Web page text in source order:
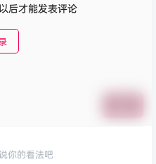
后才能发表评论
你的看法吧